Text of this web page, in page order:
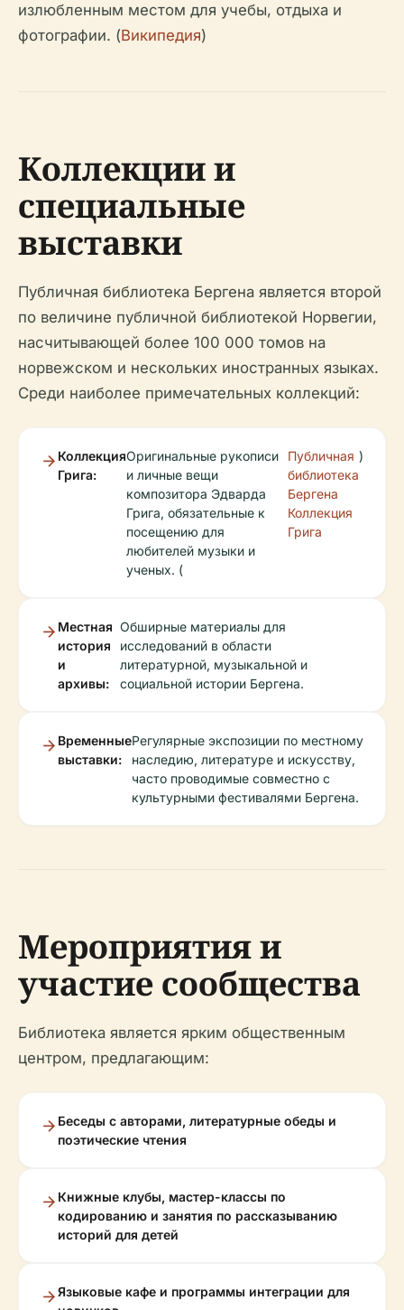
излюбленным местом для учебы, отдыха и
фотографии. (Википедия)
Коллекции и
специальные
выставки
Публичная библиотека Бергена является второй
по величине публичной библиотекой Норвегии,
насчитывающей более 100 000 томов на
норвежском и нескольких иностранных языках.
Среди наиболее примечательных коллекций:
Коллекция
Грига:
Оригинальные рукописи
и личные вещи
композитора Эдварда
Грига, обязательные к
посещению для
любителей музыки и
ученых. (
Публичная
библиотека
Бергена
Коллекция
Грига
)
Местная
история
и
архивы:
Обширные материалы для
исследований в области
литературной, музыкальной и
социальной истории Бергена.
Временные
выставки:
Регулярные экспозиции по местному
наследию, литературе и искусству,
часто проводимые совместно с
культурными фестивалями Бергена.
Мероприятия и
участие сообщества
Библиотека является ярким общественным
центром, предлагающим:
Беседы с авторами, литературные обеды и
поэтические чтения
Книжные клубы, мастер-классы по
кодированию и занятия по рассказыванию
историй для детей
Языковые кафе и программы интеграции для